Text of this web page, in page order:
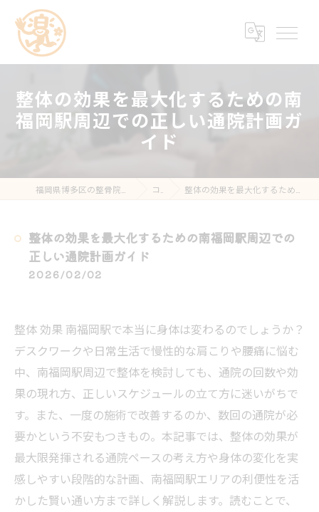
整体の効果を最大化するための南
福岡駅周辺での正しい通院計画ガ
イド
コラム 整体の効果を最大化するための南福岡駅周辺での正しい通院計画ガイド
整体の効果を最大化するための南福岡駅周辺での
正しい通院計画ガイド
2026/02/02
整体 効果 南福岡駅で本当に身体は変わるのでしょうか？
デスクワークや日常生活で慢性的な肩こりや腰痛に悩む
中、南福岡駅周辺で整体を検討しても、通院の回数や効
果の現れ方、正しいスケジュールの立て方に迷いがちで
す。また、一度の施術で改善するのか、数回の通院が必
要かという不安もつきもの。本記事では、整体の効果が
最大限発揮される通院ペースの考え方や身体の変化を実
感しやすい段階的な計画、南福岡駅エリアの利便性を活
かした賢い通い方まで詳しく解説します。読むことで、